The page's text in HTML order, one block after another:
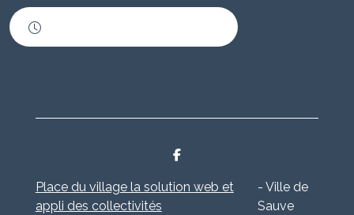
Place du village la solution web et
appli des collectivités
- Ville de
Sauve